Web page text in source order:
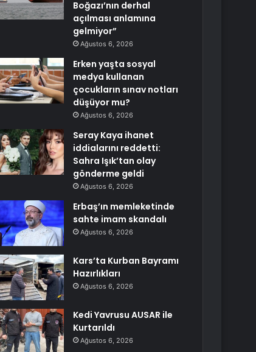
Boğazı’nın derhal
açılması anlamına
gelmiyor”
Ağustos 6, 2026
Erken yaşta sosyal
medya kullanan
çocukların sınav notları
düşüyor mu?
Ağustos 6, 2026
Seray Kaya ihanet
iddialarını reddetti:
Sahra Işık’tan olay
gönderme geldi
Ağustos 6, 2026
Erbaş’ın memleketinde
sahte imam skandalı
Ağustos 6, 2026
Kars’ta Kurban Bayramı
Hazırlıkları
Ağustos 6, 2026
Kedi Yavrusu AUSAR ile
Kurtarıldı
Ağustos 6, 2026